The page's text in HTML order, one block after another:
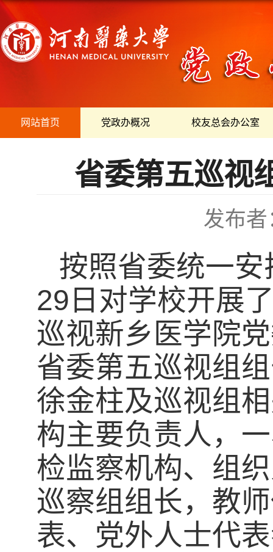
网站首页 党政办概况 校友总会办公室
省委第五巡视
发布者
按照省委统一
29日对学校开展
巡视新乡医学院
省委第五巡视组
徐金柱及巡视组
构主要负责人，
检监察机构、组
巡察组组长，教
表、党外人士代